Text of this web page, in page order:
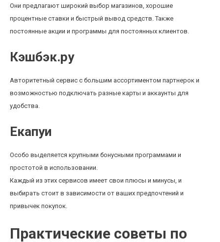
Они предлагают широкий выбор магазинов, хорошие
процентные ставки и быстрый вывод средств. Также
постоянные акции и программы для постоянных клиентов.
Кэшбэк.ру
Авторитетный сервис с большим ассортиментом партнерок и
возможностью подключать разные карты и аккаунты для
удобства.
Екапуи
Особо выделяется крупными бонусными программами и
простотой в использовании.
Каждый из этих сервисов имеет свои плюсы и минусы, и
выбирать стоит в зависимости от ваших предпочтений и
привычек покупок.
Практические советы по